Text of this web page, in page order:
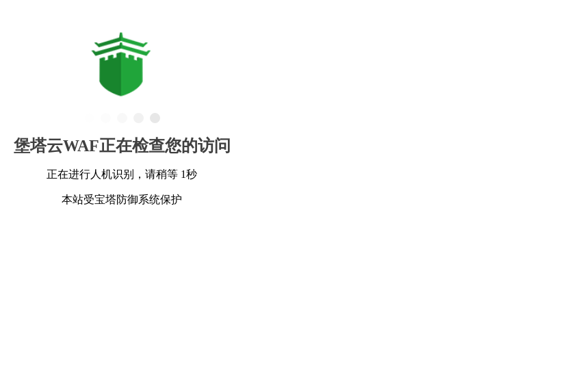
堡塔云WAF正在检查您的访问
正在进行人机识别，请稍等 1秒
本站受宝塔防御系统保护